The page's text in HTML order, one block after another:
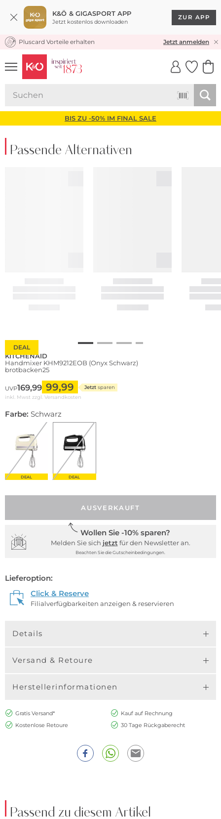
K&Ö & GIGASPORT APP
Jetzt kostenlos downloaden
ZUR APP
KOSTENLOSER VERSAND* & RÜCKVERSAND
Pluscard Vorteile erhalten Jetzt anmelden
UNSERE APP
CLICK &
BIS ZU -50% IM FINAL SALE
Passende Alternativen
DEAL
KITCHENAID
Handmixer KHM9212EOB (Onyx Schwarz)
brotbacken25
UVP169,99 99,99 Jetzt sparen
inkl. Mwst zzgl. Versandkosten
Farbe: Schwarz
DEAL DEAL
AUSVERKAUFT
Wollen Sie -10% sparen?
Melden Sie sich jetzt für den Newsletter an.
Beachten Sie die Gutscheinbedingungen.
Lieferoption:
Click & Reserve
Filialverfügbarkeiten anzeigen & reservieren
Details
Versand & Retoure
Herstellerinformationen
Gratis Versand*
Kauf auf Rechnung
Kostenlose Retoure
30 Tage Rückgaberecht
Passend zu diesem Artikel